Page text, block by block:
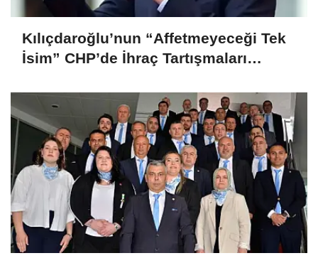
Kılıçdaroğlu’nun “Affetmeyeceği Tek
İsim” CHP’de İhraç Tartışmaları